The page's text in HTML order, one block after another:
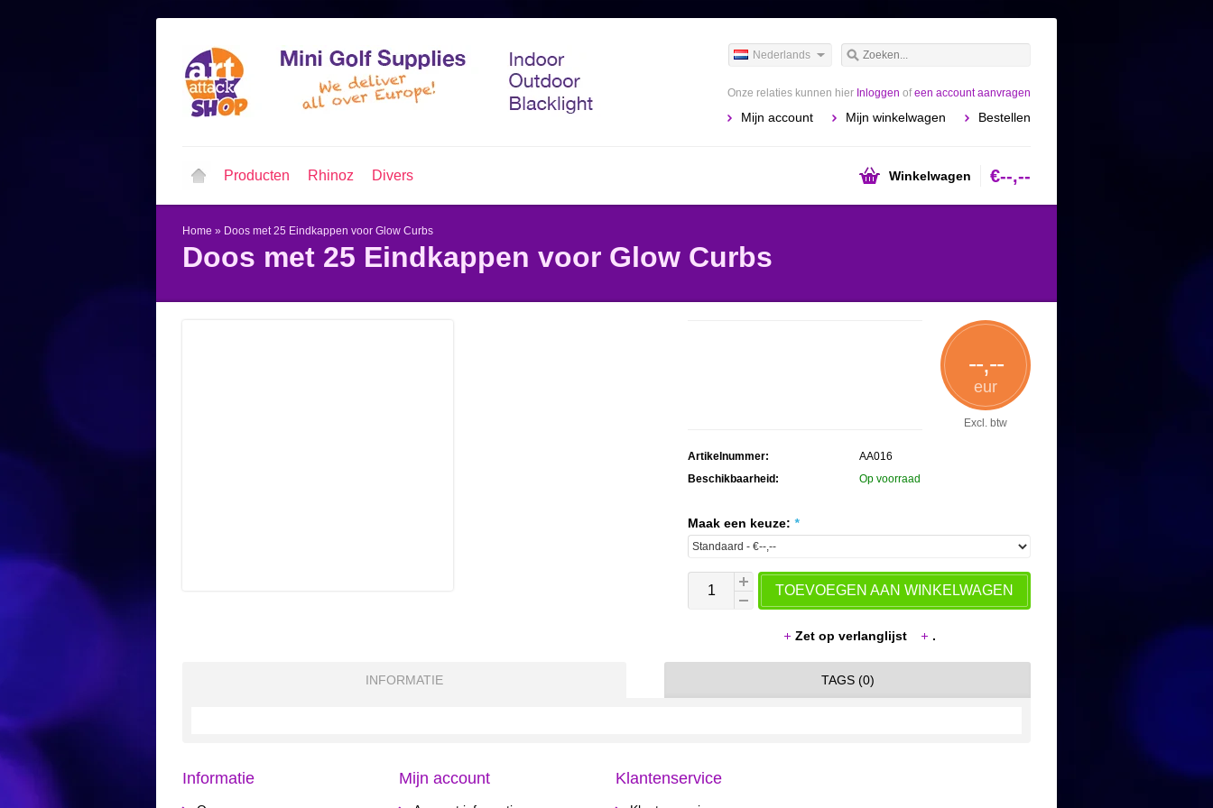
Nederlands
Onze relaties kunnen hier Inloggen ofeen account aanvragen
Mijn account Mijn winkelwagen Bestellen
Producten Rhinoz Divers Winkelwagen €--,--
Home » Doos met 25 Eindkappen voor Glow Curbs
Doos met 25 Eindkappen voor Glow Curbs
--,--
eur
Excl. btw
Artikelnummer:
AA016
Beschikbaarheid:
Op voorraad
Maak een keuze: *
TOEVOEGEN AAN WINKELWAGEN
Zet op verlanglijst .
INFORMATIE TAGS (0)
Informatie Mijn account Klantenservice